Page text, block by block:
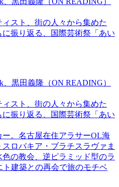
スト、街の人々から集めた
振り返る、国際芸術祭「あい
黒田義隆（ON READING）
スト、街の人々から集めた
振り返る、国際芸術祭「あい
。名古屋在住アラサーOL海
ロバキア・ブラチスラヴァま
の教会、逆ピラミッド型のラ
建築との再会で旅のモチベ